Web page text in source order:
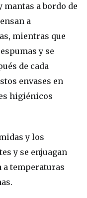
mantas a bordo de
a
mientras que
y se
de cada
envases en
higiénicos
y los
y se enjuagan
a temperaturas